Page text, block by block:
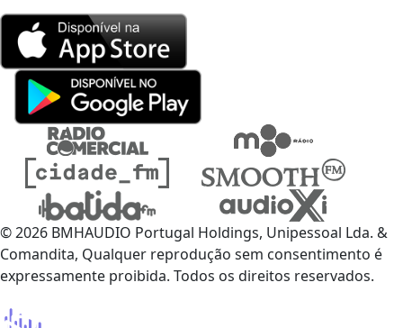
© 2026 BMHAUDIO Portugal Holdings, Unipessoal Lda. &
Comandita, Qualquer reprodução sem consentimento é
expressamente proibida. Todos os direitos reservados.